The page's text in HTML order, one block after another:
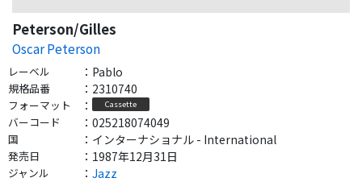
Peterson/Gilles
Oscar Peterson
レーベル ： Pablo
規格品番 ： 2310740
フォーマット ： Cassette
バーコード ： 025218074049
国 ： インターナショナル - International
発売日 ： 1987年12月31日
ジャンル ： Jazz